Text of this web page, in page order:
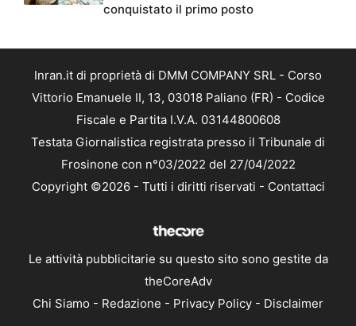
conquistato il primo posto
Inran.it di proprietà di DMM COMPANY SRL - Corso
Vittorio Emanuele II, 13, 03018 Paliano (FR) - Codice
Fiscale e Partita I.V.A. 03144800608
Testata Giornalistica registrata presso il Tribunale di
Frosinone con n°03/2022 del 27/04/2022
Copyright ©2026 - Tutti i diritti riservati - Contattaci
Le attività pubblicitarie su questo sito sono gestite da
theCoreAdv
Chi Siamo - Redazione - Privacy Policy - Disclaimer